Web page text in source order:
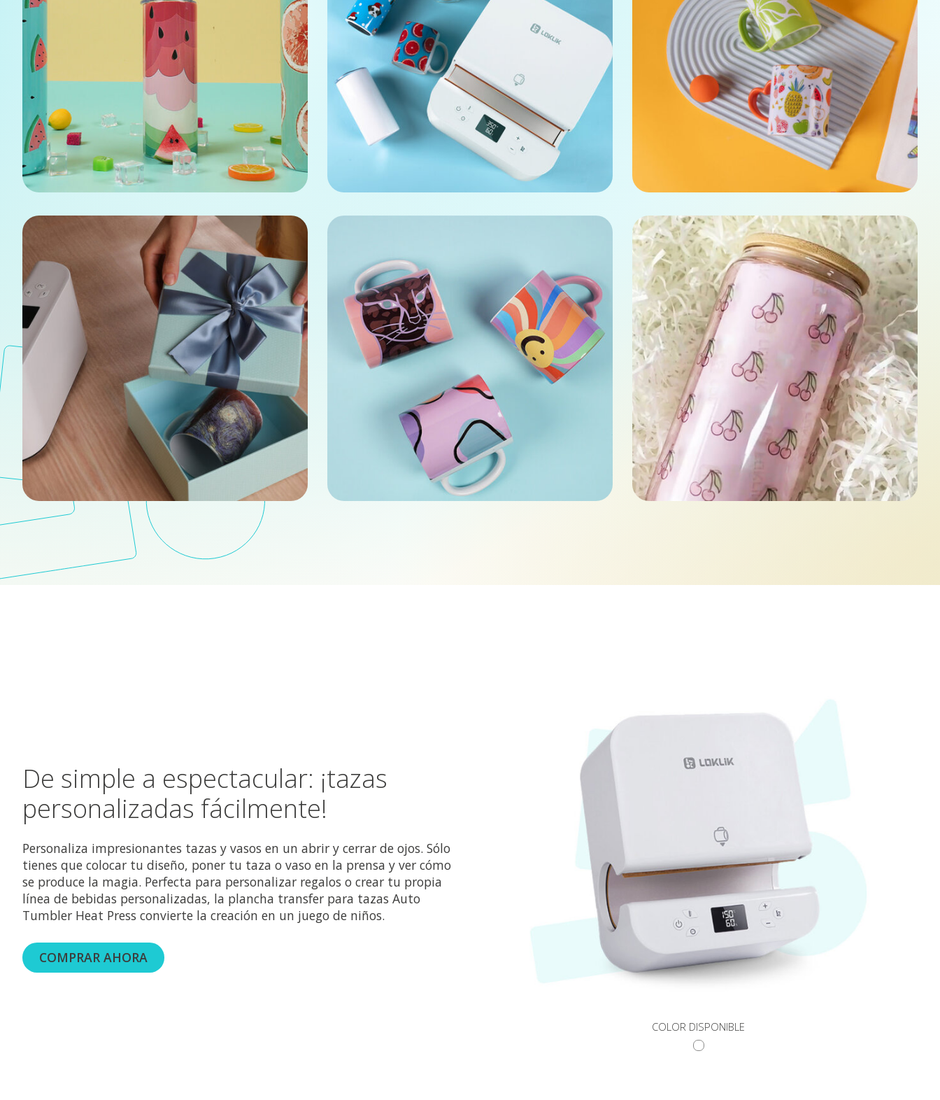
De simple a espectacular: ¡tazas
personalizadas fácilmente!
Personaliza impresionantes tazas y vasos en un abrir y cerrar de ojos. Sólo
tienes que colocar tu diseño, poner tu taza o vaso en la prensa y ver cómo
se produce la magia. Perfecta para personalizar regalos o crear tu propia
línea de bebidas personalizadas, la plancha transfer para tazas Auto
Tumbler Heat Press convierte la creación en un juego de niños.
COMPRAR AHORA
COLOR DISPONIBLE